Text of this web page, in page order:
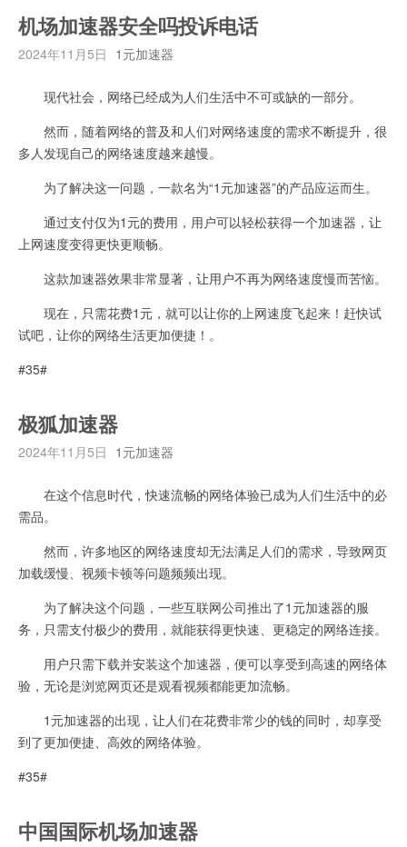
机场加速器安全吗投诉电话
2024年11月5日 1元加速器
现代社会，网络已经成为人们生活中不可或缺的一部分。
然而，随着网络的普及和人们对网络速度的需求不断提升，很
多人发现自己的网络速度越来越慢。
为了解决这一问题，一款名为“1元加速器”的产品应运而生。
通过支付仅为1元的费用，用户可以轻松获得一个加速器，让
上网速度变得更快更顺畅。
这款加速器效果非常显著，让用户不再为网络速度慢而苦恼。
现在，只需花费1元，就可以让你的上网速度飞起来！赶快试
试吧，让你的网络生活更加便捷！。
#35#
极狐加速器
2024年11月5日 1元加速器
在这个信息时代，快速流畅的网络体验已成为人们生活中的必
需品。
然而，许多地区的网络速度却无法满足人们的需求，导致网页
加载缓慢、视频卡顿等问题频频出现。
为了解决这个问题，一些互联网公司推出了1元加速器的服
务，只需支付极少的费用，就能获得更快速、更稳定的网络连接。
用户只需下载并安装这个加速器，便可以享受到高速的网络体
验，无论是浏览网页还是观看视频都能更加流畅。
1元加速器的出现，让人们在花费非常少的钱的同时，却享受
到了更加便捷、高效的网络体验。
#35#
中国国际机场加速器